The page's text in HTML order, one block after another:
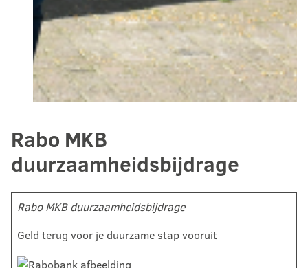
Rabo MKB
duurzaamheidsbijdrage
Rabo MKB duurzaamheidsbijdrage
Geld terug voor je duurzame stap vooruit